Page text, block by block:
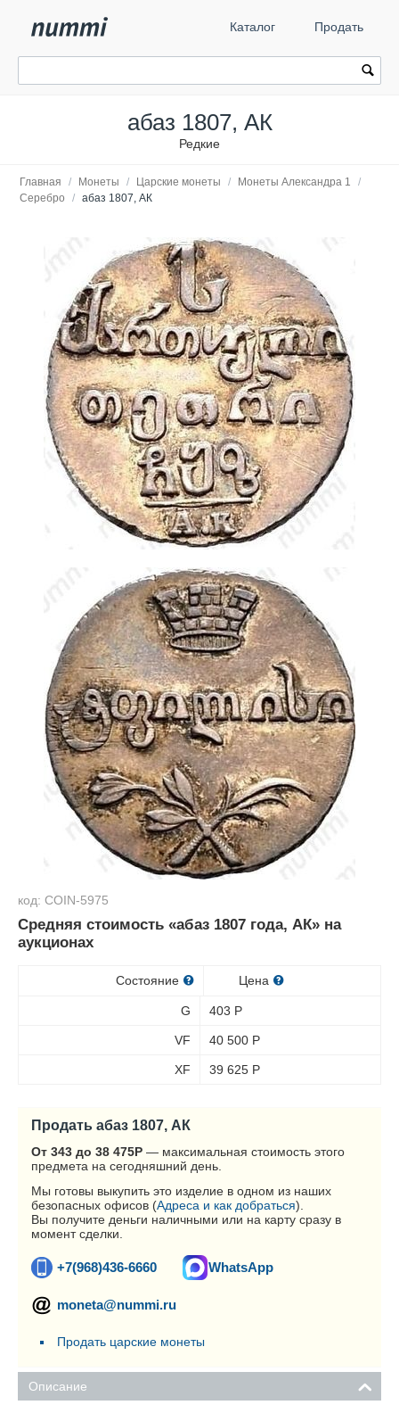
Каталог Продать
абаз 1807, АК
Редкие
Главная / Монеты / Царские монеты / Монеты Александра 1
/
Серебро
/ абаз 1807, АК
код: COIN-5975
Средняя стоимость «абаз 1807 года, АК» на
аукционах
Состояние Цена
G 403 Р
VF 40 500 Р
XF 39 625 Р
Продать абаз 1807, АК
От 343 до 38 475Р — максимальная стоимость этого
предмета на сегодняшний день.
Мы готовы выкупить это изделие в одном из наших
безопасных офисов (Адреса и как добраться).
Вы получите деньги наличными или на карту сразу в
момент сделки.
+7(968)436-6660 WhatsApp
moneta@nummi.ru
Продать царские монеты
Описание